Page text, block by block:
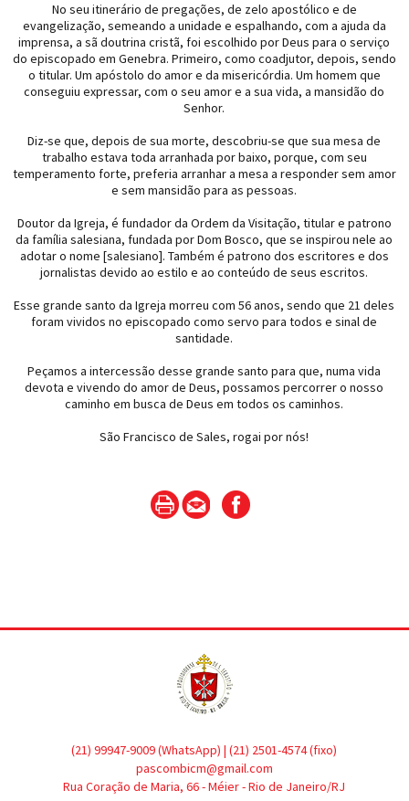
No seu itinerário de pregações, de zelo apostólico e de
evangelização, semeando a unidade e espalhando, com a ajuda da
imprensa, a sã doutrina cristã, foi escolhido por Deus para o serviço
do episcopado em Genebra. Primeiro, como coadjutor, depois, sendo
o titular. Um apóstolo do amor e da misericórdia. Um homem que
conseguiu expressar, com o seu amor e a sua vida, a mansidão do
Senhor.
Diz-se que, depois de sua morte, descobriu-se que sua mesa de
trabalho estava toda arranhada por baixo, porque, com seu
temperamento forte, preferia arranhar a mesa a responder sem amor
e sem mansidão para as pessoas.
Doutor da Igreja, é fundador da Ordem da Visitação, titular e patrono
da família salesiana, fundada por Dom Bosco, que se inspirou nele ao
adotar o nome [salesiano]. Também é patrono dos escritores e dos
jornalistas devido ao estilo e ao conteúdo de seus escritos.
Esse grande santo da Igreja morreu com 56 anos, sendo que 21 deles
foram vividos no episcopado como servo para todos e sinal de
santidade.
Peçamos a intercessão desse grande santo para que, numa vida
devota e vivendo do amor de Deus, possamos percorrer o nosso
caminho em busca de Deus em todos os caminhos.
São Francisco de Sales, rogai por nós!
(21) 99947-9009 (WhatsApp) | (21) 2501-4574 (fixo)
pascombicm@gmail.com
Rua Coração de Maria, 66 - Méier - Rio de Janeiro/RJ